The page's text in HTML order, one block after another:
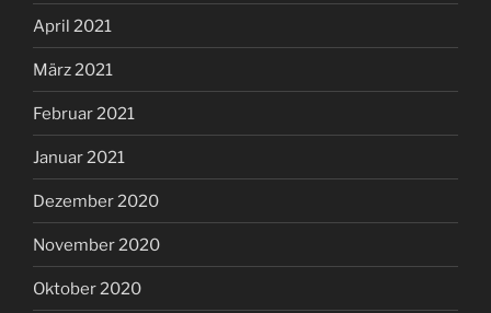
April 2021
März 2021
Februar 2021
Januar 2021
Dezember 2020
November 2020
Oktober 2020